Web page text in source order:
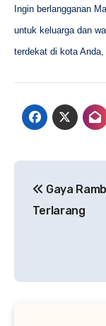
Ingin berlangganan
untuk keluarga dan
terdekat di kota
pos
Gaya
Terlarang